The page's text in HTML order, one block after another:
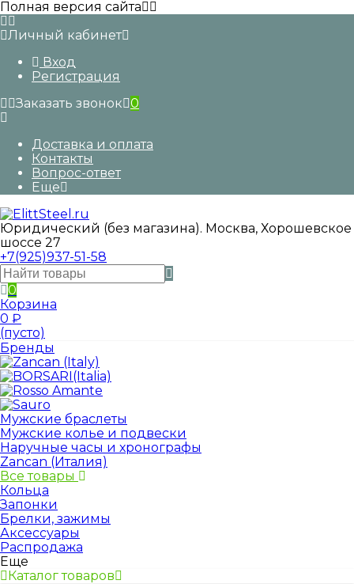
Полная версия сайта
Личный кабинет
Вход
Регистрация
Заказать звонок 0
Доставка и оплата
Контакты
Вопрос-ответ
Еще
Юридический (без магазина). Москва, Хорошевское
шоссе 27
+7(925)937-51-58
0
Корзина
0 ₽
(пусто)
Бренды
Мужские браслеты
Мужские колье и подвески
Наручные часы и хронографы
Zancan (Италия)
Все товары
Кольца
Запонки
Брелки, зажимы
Аксессуары
Распродажа
Еще
Каталог товаров